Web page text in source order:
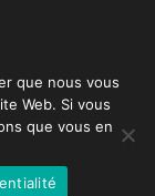
que nous vous
Web. Si vous
que vous en
French
German
Spanish